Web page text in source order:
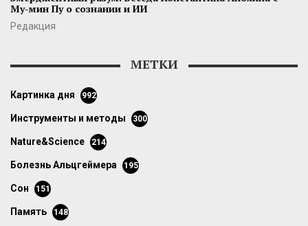
Му-мин Пу о сознании и ИИ
Редакция
МЕТКИ
картинка дня 992
инструменты и методы 300
Nature&Science 214
болезнь Альцгеймера 195
сон 151
память 148